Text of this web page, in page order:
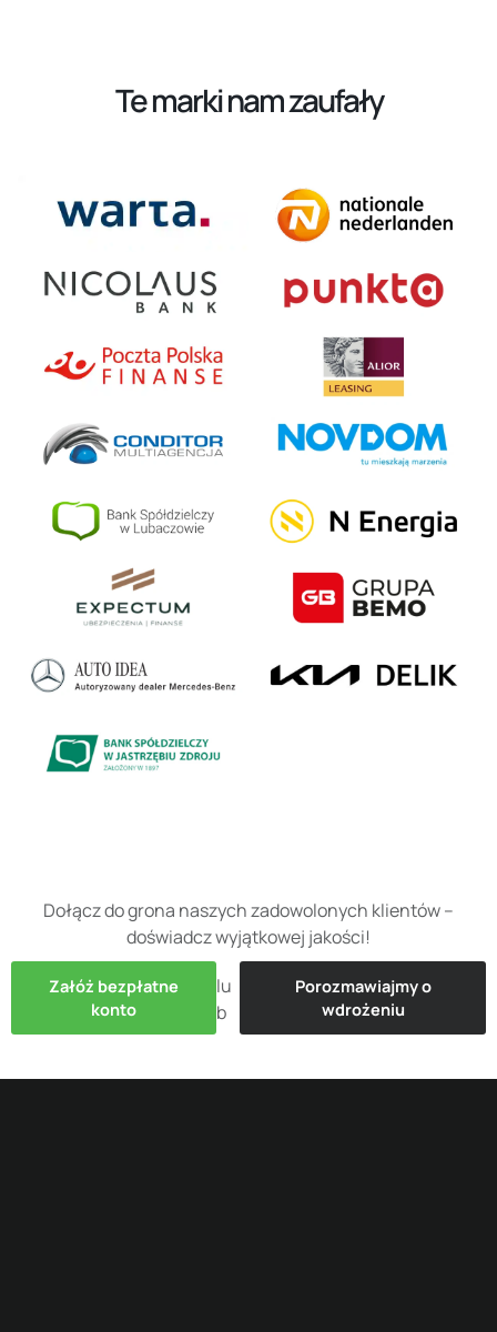
Te marki nam zaufały
Dołącz do grona naszych zadowolonych klientów –
doświadcz wyjątkowej jakości!
Załóż bezpłatne
konto
lu
b
Porozmawiajmy o
wdrożeniu